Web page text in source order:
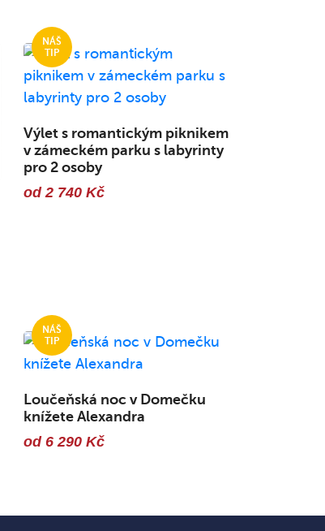
Výlet s romantickým piknikem
v zámeckém parku s labyrinty
pro 2 osoby
od 2 740 Kč
Loučeňská noc v Domečku
knížete Alexandra
od 6 290 Kč